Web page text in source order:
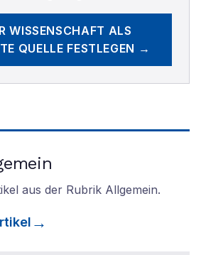
WISSENSCHAFT ALS
QUELLE FESTLEGEN →
aus der Rubrik Allgemein.